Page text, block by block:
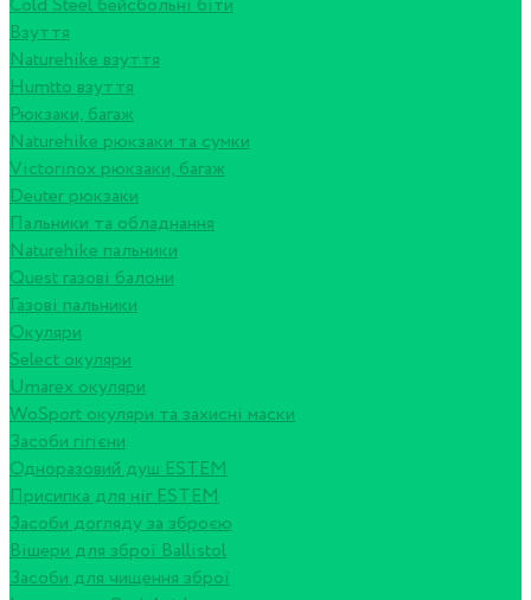
Cold Steel бейсбольні біти
Взуття
Naturehike взуття
Humtto взуття
Рюкзаки, багаж
Naturehike рюкзаки та сумки
Victorinox рюкзаки, багаж
Deuter рюкзаки
Пальники та обладнання
Naturehike пальники
Quest газові балони
Газові пальники
Окуляри
Select окуляри
Umarex окуляри
WoSport окуляри та захисні маски
Засоби гігієни
Одноразовий душ ESTEM
Присипка для ніг ESTEM
Засоби догляду за зброєю
Вішери для зброї Ballistol
Засоби для чищення зброї